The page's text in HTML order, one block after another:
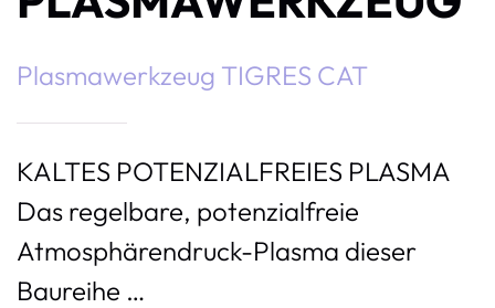
Plasmawerkzeug TIGRES CAT
KALTES POTENZIALFREIES PLASMA
Das regelbare, potenzialfreie
Atmosphärendruck-Plasma dieser
Baureihe …